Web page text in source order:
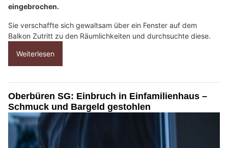
eingebrochen.
Sie verschaffte sich gewaltsam über ein Fenster auf dem
Balkon Zutritt zu den Räumlichkeiten und durchsuchte diese.
Weiterlesen
Oberbüren SG: Einbruch in Einfamilienhaus –
Schmuck und Bargeld gestohlen